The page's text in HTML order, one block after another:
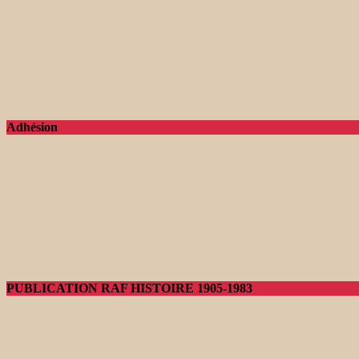
Adhésion
PUBLICATION RAF HISTOIRE 1905-1983